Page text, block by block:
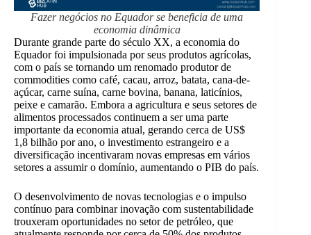
Fazer negócios no Equador se beneficia de uma
economia dinâmica
Durante grande parte do século XX, a economia do
Equador foi impulsionada por seus produtos agrícolas,
com o país se tornando um renomado produtor de
commodities como café, cacau, arroz, batata, cana-de-
açúcar, carne suína, carne bovina, banana, laticínios,
peixe e camarão. Embora a agricultura e seus setores de
alimentos processados continuem a ser uma parte
importante da economia atual, gerando cerca de US$
1,8 bilhão por ano, o investimento estrangeiro e a
diversificação incentivaram novas empresas em vários
setores a assumir o domínio, aumentando o PIB do país.
O desenvolvimento de novas tecnologias e o impulso
contínuo para combinar inovação com sustentabilidade
trouxeram oportunidades no setor de petróleo, que